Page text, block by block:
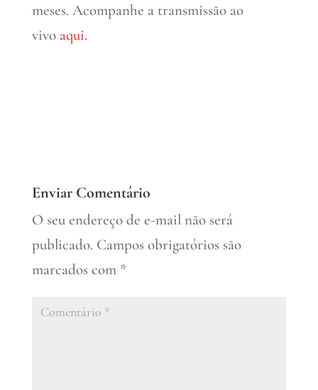
meses. Acompanhe a transmissão ao
vivo aqui.
Enviar Comentário
O seu endereço de e-mail não será
publicado. Campos obrigatórios são
marcados com *